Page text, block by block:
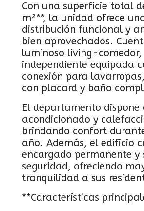
Con una superficie total
m²**, la unidad ofrece
distribución funcional y
bien aprovechados.
luminoso living-comedor,
independiente equipada
conexión para
con placard y baño
El departamento dispone
acondicionado y
brindando confort
año. Además, el edificio
encargado permanente y
seguridad, ofreciendo
tranquilidad a sus
**Características